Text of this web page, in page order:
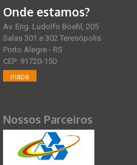
Onde estamos?
Av. Eng. Ludolfo Boehl, 205
Salas 301 e 302 Teresópolis
Porto Alegre - RS
CEP: 91720-150
mapa
Nossos Parceiros